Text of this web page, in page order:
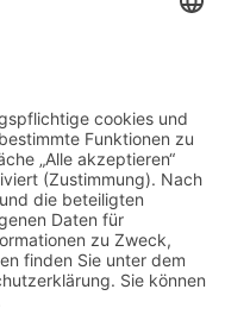
um den
zu laden!
eines
einzubetten.
Ihren Aktivitäten